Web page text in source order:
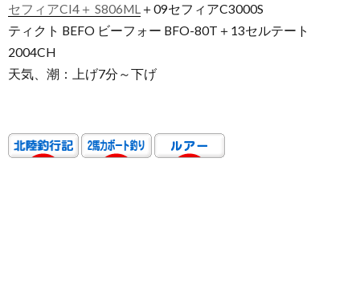
セフィアCI4＋ S806ML ＋09セフィアC3000S
ティクト BEFO ビーフォー BFO-80T＋13セルテート
2004CH
天気、潮：上げ7分～下げ